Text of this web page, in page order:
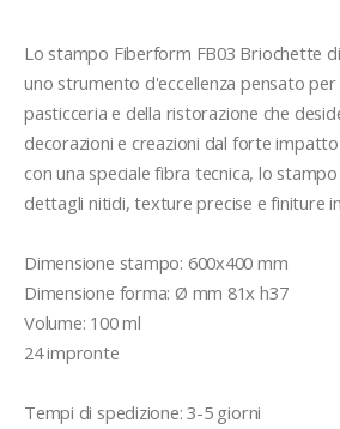
Lo stampo Fiberform FB03 Briochette
uno strumento d'eccellenza pensato
pasticceria e della ristorazione che
decorazioni e creazioni dal forte
con una speciale fibra tecnica, lo
dettagli nitidi, texture precise e finiture
Dimensione stampo: 600x400 mm
Dimensione forma: Ø mm 81x h37
Volume: 100 ml
24 impronte